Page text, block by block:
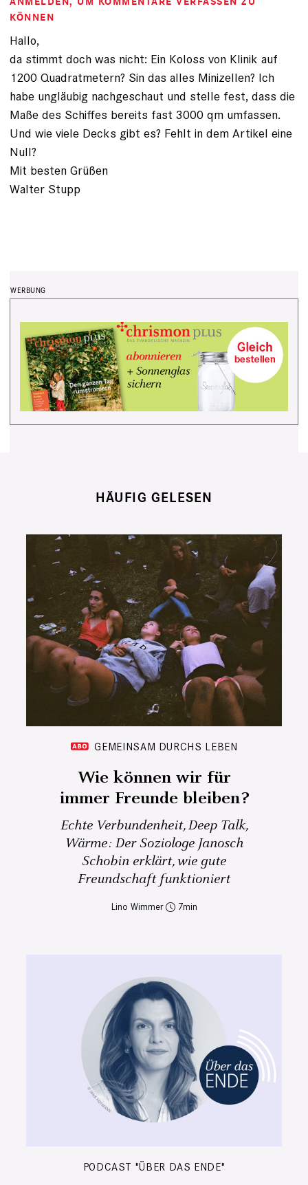
KÖNNEN
Hallo,
da stimmt doch was nicht: Ein Koloss von Klinik auf
1200 Quadratmetern? Sin das alles Minizellen? Ich
habe ungläubig nachgeschaut und stelle fest, dass die
Maße des Schiffes bereits fast 3000 qm umfassen.
Und wie viele Decks gibt es? Fehlt in dem Artikel eine
Null?
Mit besten Grüßen
Walter Stupp
HÄUFIG GELESEN
GEMEINSAM DURCHS LEBEN
Wie können wir für
immer Freunde bleiben?
Echte Verbundenheit, Deep Talk,
Wärme: Der Soziologe Janosch
Schobin erklärt, wie gute
Freundschaft funktioniert
Lino Wimmer 7
PODCAST "ÜBER DAS ENDE"